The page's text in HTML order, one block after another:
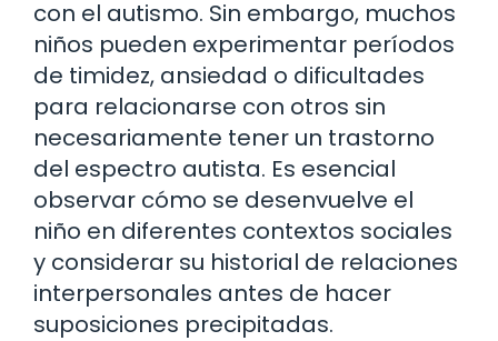
con el autismo. Sin embargo, muchos
niños pueden experimentar períodos
de timidez, ansiedad o dificultades
para relacionarse con otros sin
necesariamente tener un trastorno
del espectro autista. Es esencial
observar cómo se desenvuelve el
niño en diferentes contextos sociales
y considerar su historial de relaciones
interpersonales antes de hacer
suposiciones precipitadas.